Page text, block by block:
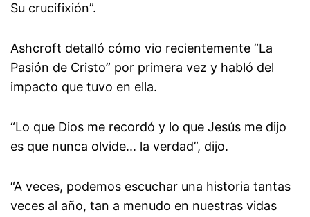
Su crucifixión”.
Ashcroft detalló cómo vio recientemente “La
Pasión de Cristo” por primera vez y habló del
impacto que tuvo en ella.
“Lo que Dios me recordó y lo que Jesús me dijo
es que nunca olvide... la verdad”, dijo.
“A veces, podemos escuchar una historia tantas
veces al año, tan a menudo en nuestras vidas